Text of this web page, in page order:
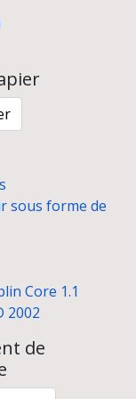
sous forme de
Core 1.1
2002
de